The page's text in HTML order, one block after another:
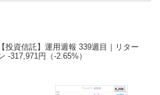
【投資信託】運用週報 339週目｜リター
-317,971円（-2.65%）